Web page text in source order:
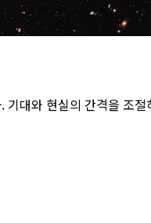
대와 현실의 간격을 조